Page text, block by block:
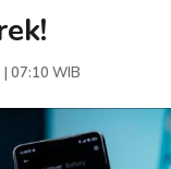
| 07:10 WIB